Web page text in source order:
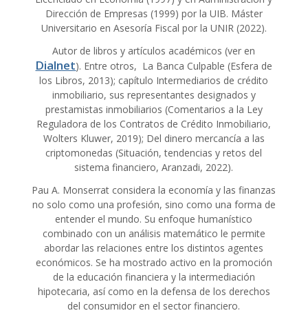
Dirección de Empresas (1999) por la UIB. Máster
Universitario en Asesoría Fiscal por la UNIR (2022).
Autor de libros y artículos académicos (ver en
Dialnet). Entre otros, La Banca Culpable (Esfera de
los Libros, 2013); capítulo Intermediarios de crédito
inmobiliario, sus representantes designados y
prestamistas inmobiliarios (Comentarios a la Ley
Reguladora de los Contratos de Crédito Inmobiliario,
Wolters Kluwer, 2019); Del dinero mercancía a las
criptomonedas (Situación, tendencias y retos del
sistema financiero, Aranzadi, 2022).
Pau A. Monserrat considera la economía y las finanzas
no solo como una profesión, sino como una forma de
entender el mundo. Su enfoque humanístico
combinado con un análisis matemático le permite
abordar las relaciones entre los distintos agentes
económicos. Se ha mostrado activo en la promoción
de la educación financiera y la intermediación
hipotecaria, así como en la defensa de los derechos
del consumidor en el sector financiero.